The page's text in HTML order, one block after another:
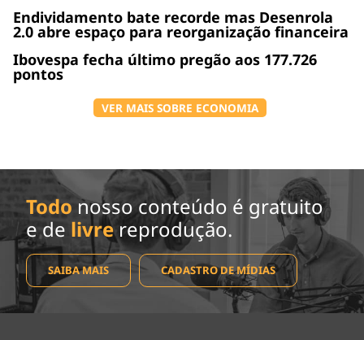
Endividamento bate recorde mas Desenrola
2.0 abre espaço para reorganização financeira
Ibovespa fecha último pregão aos 177.726
pontos
VER MAIS SOBRE ECONOMIA
Todo nosso conteúdo é gratuito
e de livrereprodução.
SAIBA MAIS CADASTRO DE MÍDIAS